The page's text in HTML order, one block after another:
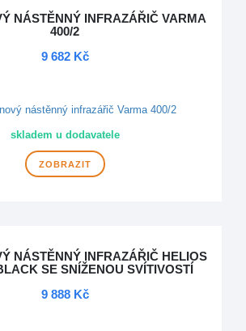
NÁSTĚNNÝ INFRAZÁŘIČ VARMA
400/2
9 682 Kč
skladem u dodavatele
ZOBRAZIT
NÁSTĚNNÝ INFRAZÁŘIČ HELIOS
SE SNÍŽENOU SVÍTIVOSTÍ
9 888 Kč